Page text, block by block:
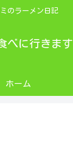
のラーメン日記
べに行きます
ホーム